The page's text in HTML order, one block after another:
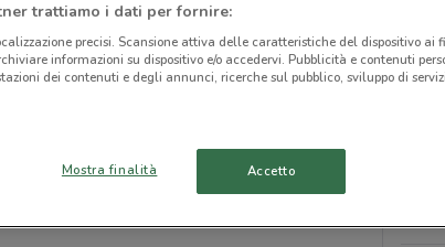
nella tua zona. Riprova più tardi.
trattiamo i dati per fornire:
precisi. Scansione attiva delle caratteristiche del dispositivo ai
informazioni su dispositivo e/o accedervi. Pubblicità e contenuti
dei contenuti e degli annunci, ricerche sul pubblico, sviluppo di
Mostra finalità Accetto